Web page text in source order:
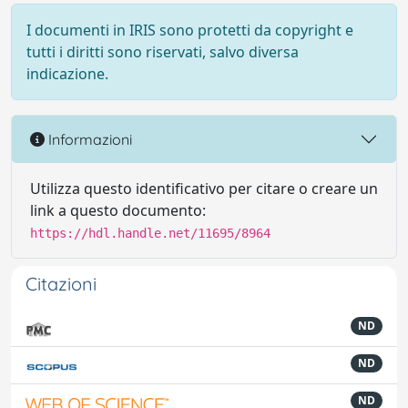
I documenti in IRIS sono protetti da copyright e
tutti i diritti sono riservati, salvo diversa
indicazione.
Informazioni
Utilizza questo identificativo per citare o creare un
link a questo documento:
https://hdl.handle.net/11695/8964
Citazioni
ND
ND
ND